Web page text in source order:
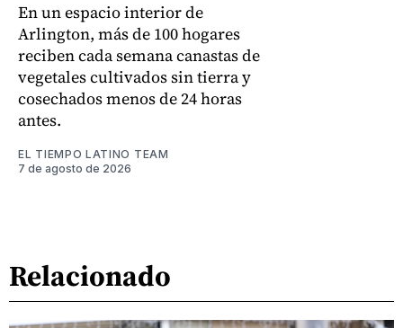
En un espacio interior de
Arlington, más de 100 hogares
reciben cada semana canastas de
vegetales cultivados sin tierra y
cosechados menos de 24 horas
antes.
EL TIEMPO LATINO TEAM
7 de agosto de 2026
Relacionado